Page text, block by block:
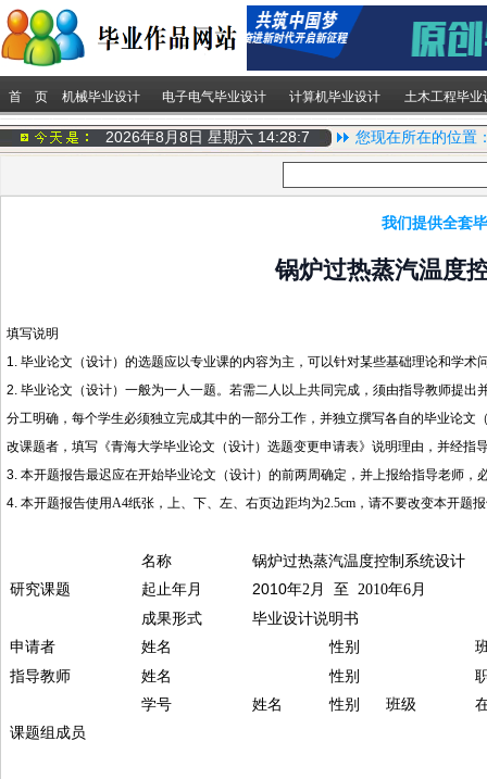
首 页 机械毕业设计 电子电气毕业设计 计算机毕业设计 土木工程毕业
2026年8月8日 星期六 14:28:8 您现在所在的位置
我们提供全套
锅炉过热蒸汽温度
填写说明
1. 毕业论文 （设计）的选题应以专业课的内容为主，可以针对某些基础理论和学
2. 毕业论文（设计）一般为一人一题。 若需二人以上共同完成，须由指导教师提出
分工明确，每个学生必须独立完成其中的一部分工作，并独立撰写各自的毕业论
改课题者，填写《青海大学毕业论文（设计）选题变更申请表》说明理由，并经指
3. 本开题报告最迟应在开始毕业论文（设计）的前两周确定，并上报给指导老师，
4. 本开题报告使用A4纸张，上、下、左、右页边距均为2.5cm，请不要改变本开题
研究课题
名称
锅炉过热蒸汽温度控制系统设计
起止年月
2010年2月 至 2010年6月
成果形式
毕业设计说明书
申请者
姓名 性别
指导教师
姓名 性别
课题组成员
学号 姓名 性别 班级